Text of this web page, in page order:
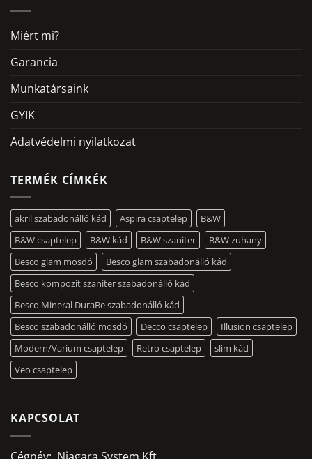
Miért mi?
Garancia
Munkatársaink
GYIK
Adatvédelmi nyilatkozat
TERMÉK CÍMKÉK
akril szabadonálló kád Aspira csaptelep
B&W
B&W csaptelep
B&W kád B&W szaniter
B&W zuhany
Besco glam mosdó
Besco glam szabadonálló kád
Besco kompozit szaniter szabadonálló kád
Besco Mineral DuraBe szabadonálló kád
Besco szabadonálló mosdó
Decco csaptelep
Illusion csaptelep
Modern/Varium csaptelep
Retro csaptelep
slim kád
Veo csaptelep
KAPCSOLAT